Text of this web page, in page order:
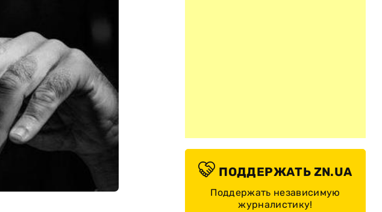
ПОДДЕРЖАТЬ ZN.UA
Поддержать независимую
журналистику!